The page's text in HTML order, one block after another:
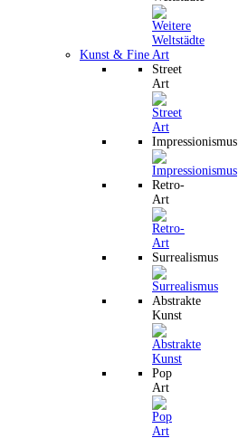
Kunst & Fine Art
Street
Art
Impressionismus
Retro-
Art
Surrealismus
Abstrakte
Kunst
Pop
Art